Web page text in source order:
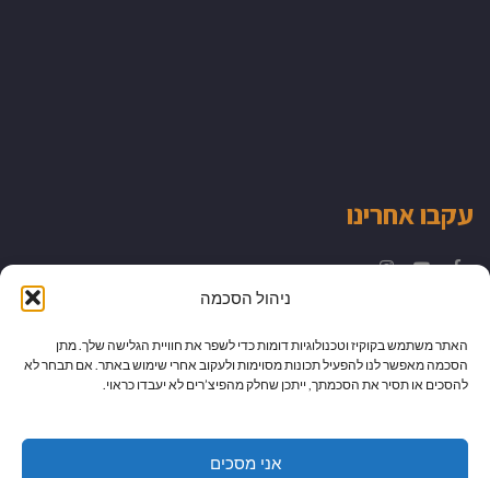
ניהול הסכמה
האתר משתמש בקוקיז וטכנולוגיות דומות כדי לשפר את חוויית הגלישה שלך. מתן
הסכמה מאפשר לנו להפעיל תכונות מסוימות ולעקוב אחרי שימוש באתר. אם תבחר לא
להסכים או תסיר את הסכמתך, ייתכן שחלק מהפיצ’רים לא יעבדו כראוי.
אני מסכים
עקבו אחרינו